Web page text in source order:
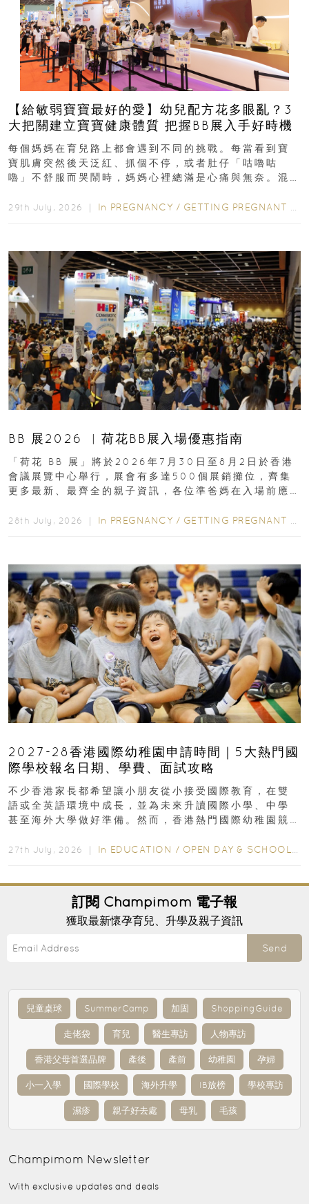
【給敏弱寶寶最好的愛】幼兒配方花多眼亂？3
大把關建立寶寶健康體質 把握BB展入手好時機
每個媽媽在育兒路上都會遇到不同的挑戰。每當看到寶
寶肌膚突然後天泛紅、抓個不停，或者肚仔「咕嚕咕
嚕」不舒服而哭鬧時，媽媽心裡總滿是心痛與無奈。混
29th July, 2026 ｜ In PREGNANCY / GETTING PREGNANT
BB 展2026 ︳荷花BB展入場優惠指南
「荷花 BB 展」將於2026年7月30日至8月2日於香港
會議展覽中心舉行，展會有多達500個展銷攤位，齊集
更多最新、最齊全的親子資訊，各位準爸媽在入場前應
28th July, 2026 ｜ In PREGNANCY / GETTING PREGNANT
2027-28香港國際幼稚園申請時間｜5大熱門國
際學校報名日期、學費、面試攻略
不少香港家長都希望讓小朋友從小接受國際教育，在雙
語或全英語環境中成長，並為未來升讀國際小學、中學
甚至海外大學做好準備。然而，香港熱門國際幼稚園競
27th July, 2026 ｜ In EDUCATION / OPEN DAY & SCHOOL EVENTS
訂閱 Champimom 電子報
獲取最新懷孕育兒、升學及親子資訊
Send
兒童桌球 SummerCamp 加固 ShoppingGuide
走佬袋 育兒 醫生專訪 人物專訪
香港父母首選品牌 產後 產前 幼稚園 孕婦
小一入學 國際學校 海外升學 IB放榜 學校專訪
濕疹 親子好去處 母乳 毛孩
Champimom Newsletter
With exclusive updates and deals